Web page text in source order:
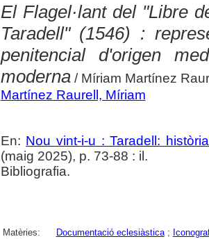
El Flagel·lant del "Libre
Taradell" (1546) :
penitencial d'origen
moderna/ Míriam Martínez
Martínez Raurell, Míriam
En: Nou vint-i-u : Taradell:
(maig 2025), p. 73-88 : il.
Bibliografia.
Matèries: Documentació eclesiàstica;